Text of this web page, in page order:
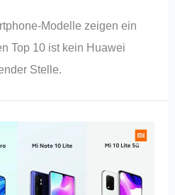
Modelle zeigen ein
Top 10 ist kein Huawei
Stelle.